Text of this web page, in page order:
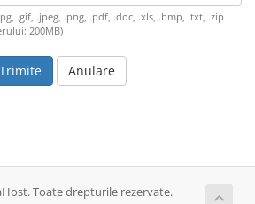
.gif, .jpeg, .png, .pdf, .doc, .xls, .bmp, .txt, .zip
200MB)
Anulare
Toate drepturile rezervate.